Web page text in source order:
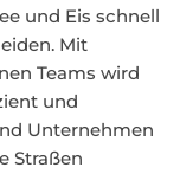
und Eis schnell
Mit
Teams wird
und
Unternehmen
Straßen